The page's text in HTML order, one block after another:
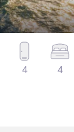
4 4